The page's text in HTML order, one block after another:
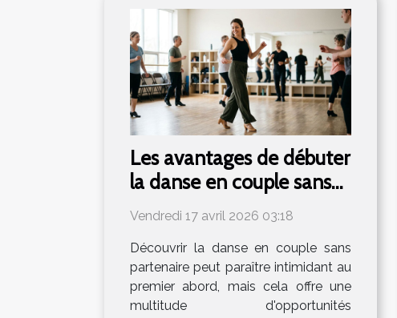
Les avantages de débuter
la danse en couple sans
partenaire
Vendredi 17 avril 2026 03:18
Découvrir la danse en couple sans
partenaire peut paraître intimidant au
premier abord, mais cela offre une
multitude d'opportunités